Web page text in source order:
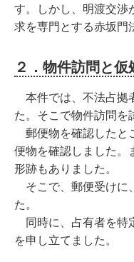
す。しかし、明渡交渉
求を専門とする赤坂門
２．物件訪問と
本件では、不法占拠
た。そこで物件訪問を
郵便物を確認したと
便物を確認しました。
形跡もありました。
そこで、郵便受けに
た。
同時に、占有者を特
を申し立てました。